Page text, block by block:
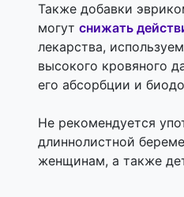
Также добавки
могут снижать
лекарства,
высокого кровяного
его абсорбции и
Не рекомендуется
длиннолистной
женщинам, а также